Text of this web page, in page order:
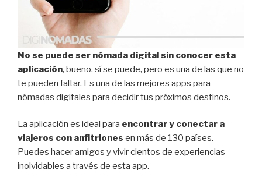
No se puede ser nómada digital sin conocer esta
aplicación, bueno, sí se puede, pero es una de las que no
te pueden faltar. Es una de las mejores apps para
nómadas digitales para decidir tus próximos destinos.
La aplicación es ideal para encontrar y conectar a
viajeros con anfitriones en más de 130 países.
Puedes hacer amigos y vivir cientos de experiencias
inolvidables a través de esta app.